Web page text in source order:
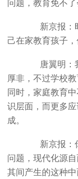
问题，教育免不
新京报：时
己在家教育孩子
唐翼明：
厚非，不过学校
同时，家庭教育
识层面，而更多
成。
新京报：你
问题，现代化源
其间产生的这种中